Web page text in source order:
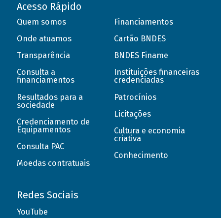
Acesso Rápido
Quem somos
Onde atuamos
Transparência
Consulta a
financiamentos
Resultados para a
sociedade
Credenciamento de
Equipamentos
Consulta PAC
Moedas contratuais
Financiamentos
Cartão BNDES
BNDES Finame
Instituições financeiras
credenciadas
Patrocínios
Licitações
Cultura e economia
criativa
Conhecimento
Redes Sociais
YouTube